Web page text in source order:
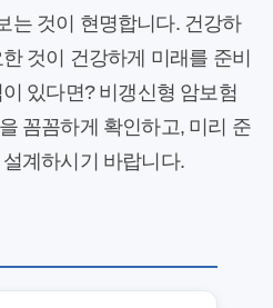
는 것이 현명합니다. 건강하
것이 건강하게 미래를 준비
있다면? 비갱신형 암보험
꼼꼼하게 확인하고, 미리 준
계하시기 바랍니다.